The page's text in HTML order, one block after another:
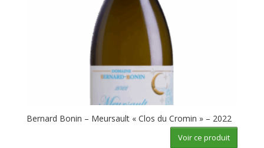
Bernard Bonin – Meursault « Clos du Cromin » – 2022
Voir ce produit